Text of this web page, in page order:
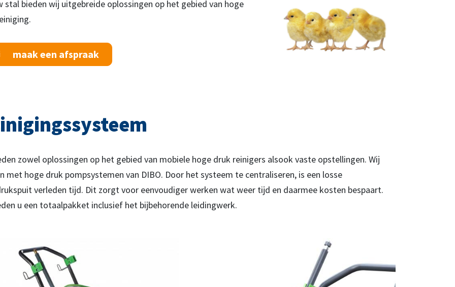
stal bieden wij uitgebreide oplossingen op het gebied van hoge
maak een afspraak
zowel oplossingen op het gebied van mobiele hoge druk reinigers alsook vaste opstellingen. Wij
met hoge druk pompsystemen van DIBO. Door het systeem te centraliseren, is een losse
verleden tijd. Dit zorgt voor eenvoudiger werken wat weer tijd en daarmee kosten bespaart.
u een totaalpakket inclusief het bijbehorende leidingwerk.